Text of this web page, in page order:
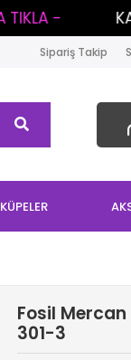
KARGO
Sipariş Takip
KÜPELER
Fosil
301-3